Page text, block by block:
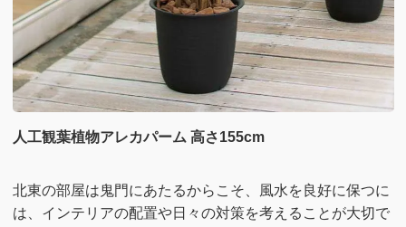
人工観葉植物アレカパーム 高さ155cm
北東の部屋は鬼門にあたるからこそ、風水を良好に保つに
は、インテリアの配置や日々の対策を考えることが大切で